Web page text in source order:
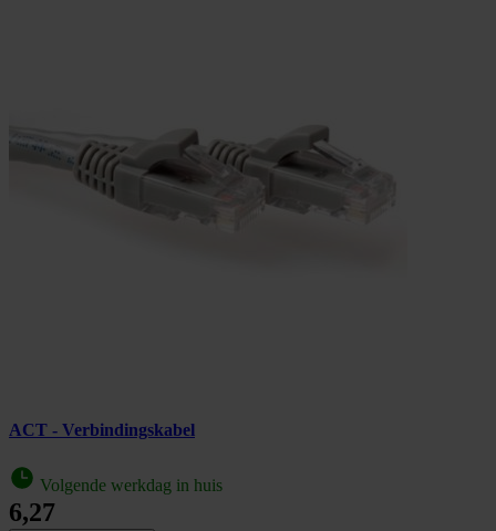
ACT - Verbindingskabel
Volgende werkdag in huis
6,27